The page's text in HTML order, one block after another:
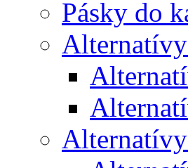
Pásky do